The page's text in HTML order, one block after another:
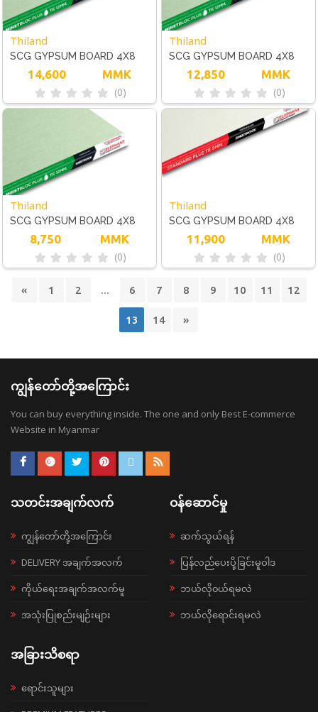
Thiland
SCG GYPSUM BOARD 4X8
MOISTBLOC 15MM
14,600 MMK
(0)
Thiland
SCG GYPSUM BOARD 4X8
MOISTBLOC 12 MM
12,850 MMK
(0)
Thiland
SCG GYPSUM BOARD 4X8
MOISTBLOC 9 MM
8,750 MMK
(0)
Thiland
SCG GYPSUM BOARD 4X8
STANDARD 15 MM
11,900 MMK
(0)
« 1 2 ... 6 7 8 9 10 11 12
13 14 »
ကျွန်တော်တို့အကြောင်း
You can buy everything inside. The one and only Best E-commerce
Website in Myanmar
သတင်းအချက်လက်
ကျွန်တော်တို့အကြောင်း
DELIVERY အချက်အလက်
ကိုယ်ရေးအချက်အလက်မူ
အသုံးပြုစည်းမျဉ်းများ
ဝန်ဆောင်မှု
ဆက်သွယ်ရန်
ပြန်လည်ပေးပို့ခြင်းမူဝါဒ
ဘယ်လို၀ယ်ရမလဲ
ဘယ်လိုရောင်းရမလဲ
အခြားသိစရာ
ရောင်းသူများ